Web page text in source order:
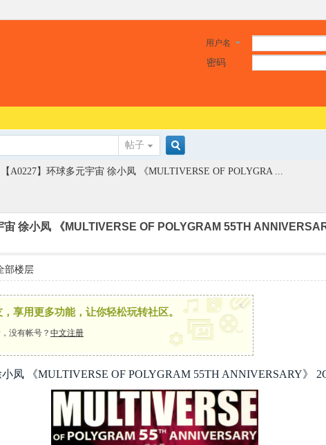
用户名
密码
帖子
搜
索
【A0227】环球多元宇宙 徐小凤 《MULTIVERSE OF POLYGRA ...
宙 徐小凤 《MULTIVERSE OF POLYGRAM 55TH
部楼层
享用更多功能，让你轻松玩转社区。
没有帐号？ 中文注册
x
小凤 《MULTIVERSE OF POLYGRAM 55TH ANNIVERSARY》